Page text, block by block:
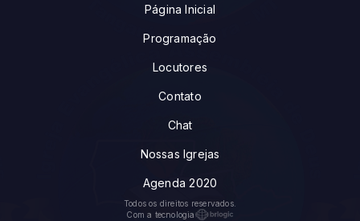
Página Inicial
Programação
Locutores
Contato
Chat
Nossas Igrejas
Agenda 2020
Todos os direitos reservados.
Com a tecnologia